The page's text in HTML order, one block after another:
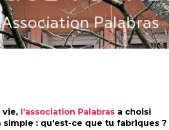
vie, l’association Palabras a choisi
: qu’est-ce que tu fabriques ?